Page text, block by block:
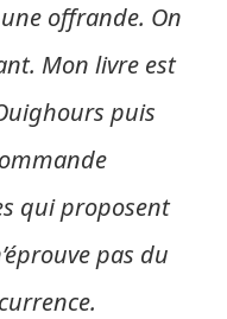
offrande. On
Mon livre est
puis
qui proposent
pas du